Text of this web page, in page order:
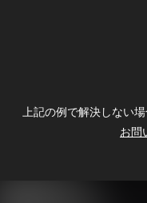
上記の例で解決しない
お問